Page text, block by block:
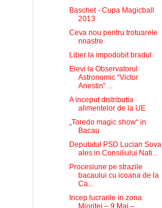
Baschet - Cupa Magicball
2013
Ceva nou pentru trotuarele
noastre
Liber la impodobit bradul
Elevi la Observatorul
Astronomic “Victor
Anestin” ...
A inceput distributia
alimentelor de la UE
„Toredo magic show“ in
Bacau
Deputatul PSD Lucian Sova
ales in Consiliului Nati...
Procesiune pe strazile
bacaului cu icoana de la
Ca...
Incep lucrarile in zona
Mioriței – 9 Mai –